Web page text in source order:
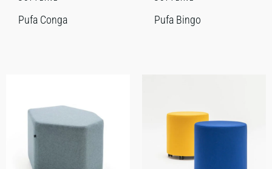
Pufa Conga Pufa Bingo